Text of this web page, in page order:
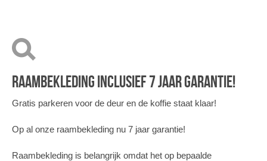
RAAMBEKLEDING INCLUSIEF 7 JAAR GARANTIE!
Gratis parkeren voor de deur en de koffie staat klaar!
Op al onze raambekleding nu 7 jaar garantie!
Raambekleding is belangrijk omdat het op bepaalde